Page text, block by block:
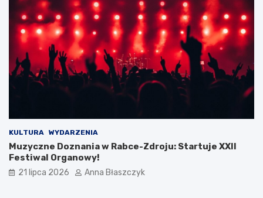
KULTURA WYDARZENIA
Muzyczne Doznania w Rabce-Zdroju: Startuje XXII
Festiwal Organowy!
21 lipca 2026 Anna Błaszczyk